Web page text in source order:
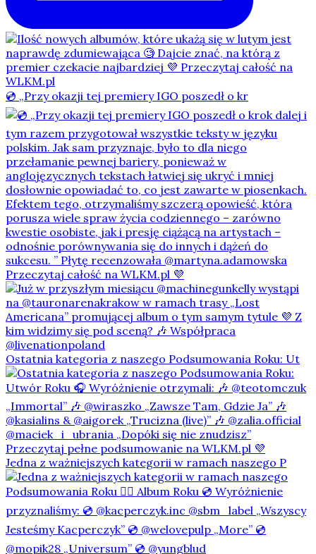
💿 „Przy okazji tej premiery IGO poszedł o kr
Ostatnia kategoria z naszego Podsumowania Roku: Ut
Jedna z ważniejszych kategorii w ramach naszego P